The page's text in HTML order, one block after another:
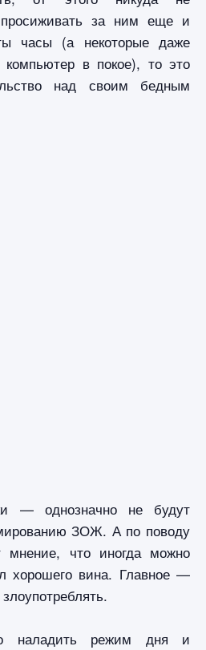
за ним еще и
часы (а некоторые даже
в покое), то это
над своим бедным
— однозначно не будут
ЗОЖ. А по поводу
мнение, что иногда можно
хорошего вина. Главное —
наладить режим дня и